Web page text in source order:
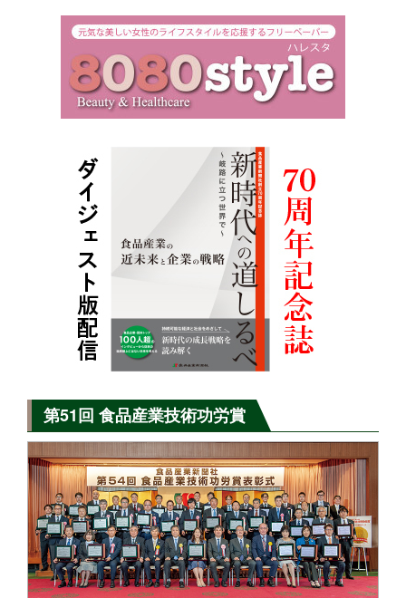
第51回 食品産業技術功労賞